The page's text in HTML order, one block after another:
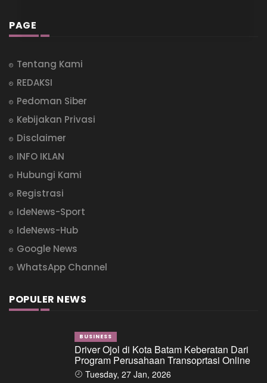
PAGE
Tentang Kami
REDAKSI
Pedoman Siber
Kebijakan Privasi
Disclaimer
INFO IKLAN
Hubungi Kami
Registrasi
IdeNews-Sport
IdeNews-Hub
Google News
WhatsApp Channel
POPULER NEWS
BUSINESS
Driver Ojol di Kota Batam Keberatan Dari
Program Perusahaan Transoprtasi Online
Tuesday, 27 Jan, 2026